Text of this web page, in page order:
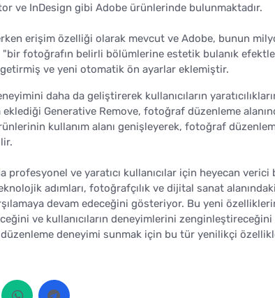
ve InDesign gibi Adobe ürünlerinde bulunmaktadır.
erişim özelliği olarak mevcut ve Adobe, bunun
"bir fotoğrafın belirli bölümlerine estetik bulanık
ve yeni otomatik ön ayarlar eklemiştir.
daha da geliştirerek kullanıcıların
Generative Remove, fotoğraf düzenleme
kullanım alanı genişleyerek, fotoğraf
ve yaratıcı kullanıcılar için heyecan verici
adımları, fotoğrafçılık ve dijital sanat
devam edeceğini gösteriyor. Bu yeni
ve kullanıcıların deneyimlerini
deneyimi sunmak için bu tür yenilikçi